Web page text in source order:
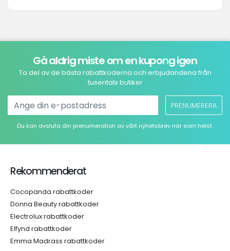
Gå aldrig miste om en kupong igen
Ta del av de bästa rabattkoderna och erbjudandena från
tusentals butiker
PRENUMERERA
Du kan avsluta din prenumeration av vårt nyhetsbrev när som helst.
Rekommenderat
Cocopanda rabattkoder
Donna Beauty rabattkoder
Electrolux rabattkoder
Elfynd rabattkoder
Emma Madrass rabattkoder